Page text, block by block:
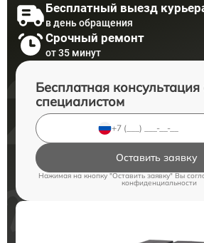
Бесплатный выезд
в день обращения
Срочный ремонт
от 35 минут
Бесплатная консультация
специалистом
Оставить заявку
Нажимая на кнопку "Оставить заявку" Вы
конфиденциальности